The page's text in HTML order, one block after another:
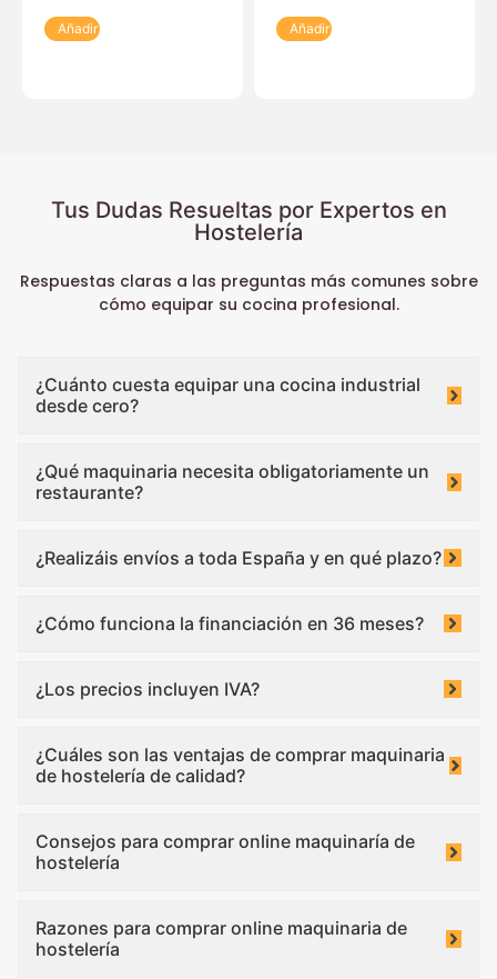
Añadir Añadir
Tus Dudas Resueltas por Expertos en
Hostelería
Respuestas claras a las preguntas más comunes sobre
cómo equipar su cocina profesional.
¿Cuánto cuesta equipar una cocina industrial
desde cero?
¿Qué maquinaria necesita obligatoriamente un
restaurante?
¿Realizáis envíos a toda España y en qué plazo?
¿Cómo funciona la financiación en 36 meses?
¿Los precios incluyen IVA?
¿Cuáles son las ventajas de comprar maquinaria
de hostelería de calidad?
Consejos para comprar online maquinaría de
hostelería
Razones para comprar online maquinaria de
hostelería